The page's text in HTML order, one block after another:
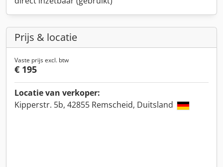
Prijs & locatie
Vaste prijs excl. btw
€ 195
Locatie van verkoper:
Kipperstr. 5b, 42855 Remscheid, Duitsland